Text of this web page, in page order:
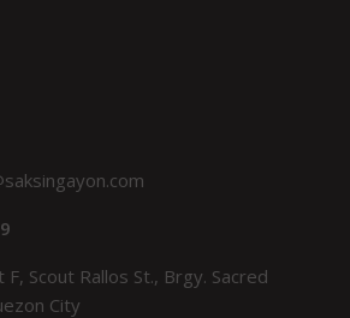
Scout Rallos St., Brgy. Sacred
City